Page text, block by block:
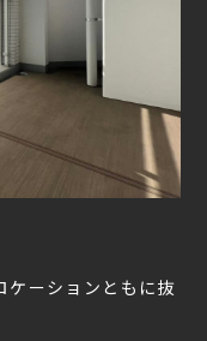
ケーションともに抜